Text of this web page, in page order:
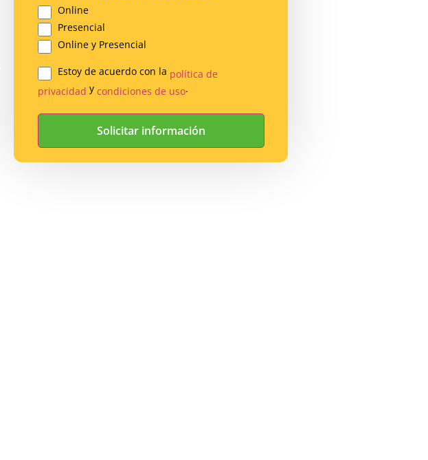
Online
Presencial
Online y Presencial
Legal
*
Estoy de acuerdo con la política de
privacidad y condiciones de uso.